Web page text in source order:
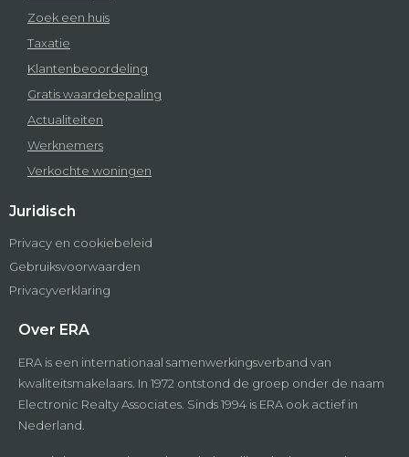
Zoek een huis
Taxatie
Klantenbeoordeling
Gratis waardebepaling
Actualiteiten
Werknemers
Verkochte woningen
Juridisch
Privacy en cookiebeleid
Gebruiksvoorwaarden
Privacyverklaring
Over ERA
ERA is een internationaal samenwerkingsverband van
kwaliteitsmakelaars. In 1972 ontstond de groep onder de naam
Electronic Realty Associates. Sinds 1994 is ERA ook actief in
Nederland.